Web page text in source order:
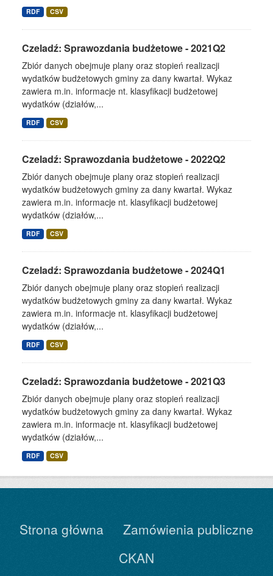
RDF CSV
Czeladź: Sprawozdania budżetowe - 2021Q2
Zbiór danych obejmuje plany oraz stopień realizacji
wydatków budżetowych gminy za dany kwartał. Wykaz
zawiera m.in. informacje nt. klasyfikacji budżetowej
wydatków (działów,...
RDF CSV
Czeladź: Sprawozdania budżetowe - 2022Q2
Zbiór danych obejmuje plany oraz stopień realizacji
wydatków budżetowych gminy za dany kwartał. Wykaz
zawiera m.in. informacje nt. klasyfikacji budżetowej
wydatków (działów,...
RDF CSV
Czeladź: Sprawozdania budżetowe - 2024Q1
Zbiór danych obejmuje plany oraz stopień realizacji
wydatków budżetowych gminy za dany kwartał. Wykaz
zawiera m.in. informacje nt. klasyfikacji budżetowej
wydatków (działów,...
RDF CSV
Czeladź: Sprawozdania budżetowe - 2021Q3
Zbiór danych obejmuje plany oraz stopień realizacji
wydatków budżetowych gminy za dany kwartał. Wykaz
zawiera m.in. informacje nt. klasyfikacji budżetowej
wydatków (działów,...
RDF CSV
Strona główna
Zamówienia publiczne
CKAN